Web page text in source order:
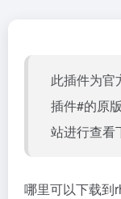
此插件为官
插件#的原
站进行查看
哪里可以下载到